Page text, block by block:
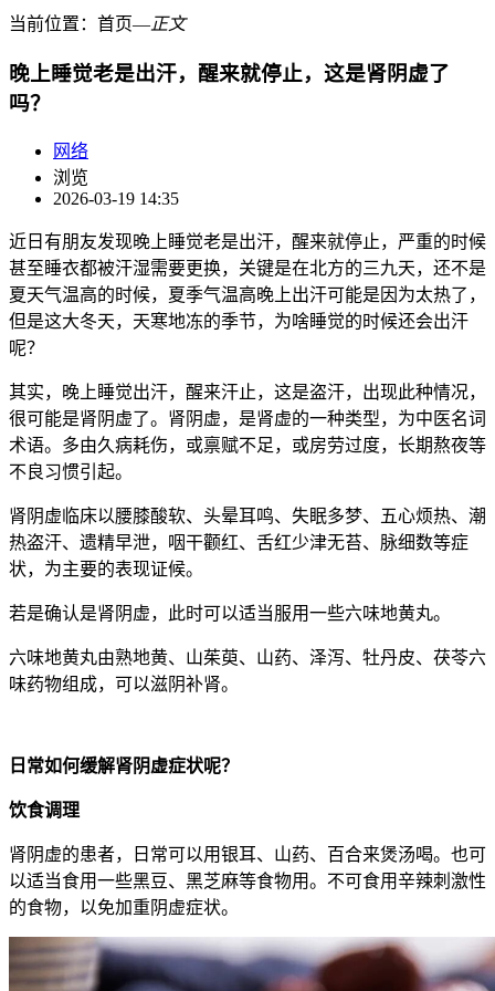
当前位置： 首页―正文
晚上睡觉老是出汗，醒来就停止，这是肾阴虚了
吗？
网络
浏览
2026-03-19 14:35
近日有朋友发现晚上睡觉老是出汗，醒来就停止，严重的时候
甚至睡衣都被汗湿需要更换，关键是在北方的三九天，还不是
夏天气温高的时候，夏季气温高晚上出汗可能是因为太热了，
但是这大冬天，天寒地冻的季节，为啥睡觉的时候还会出汗
呢？
其实，晚上睡觉出汗，醒来汗止，这是盗汗，出现此种情况，
很可能是肾阴虚了。肾阴虚，是肾虚的一种类型，为中医名词
术语。多由久病耗伤，或禀赋不足，或房劳过度，长期熬夜等
不良习惯引起。
肾阴虚临床以腰膝酸软、头晕耳鸣、失眠多梦、五心烦热、潮
热盗汗、遗精早泄，咽干颧红、舌红少津无苔、脉细数等症
状，为主要的表现证候。
若是确认是肾阴虚，此时可以适当服用一些六味地黄丸。
六味地黄丸由熟地黄、山茱萸、山药、泽泻、牡丹皮、茯苓六
味药物组成，可以滋阴补肾。
日常如何缓解肾阴虚症状呢？
饮食调理
肾阴虚的患者，日常可以用银耳、山药、百合来煲汤喝。也可
以适当食用一些黑豆、黑芝麻等食物用。不可食用辛辣刺激性
的食物，以免加重阴虚症状。